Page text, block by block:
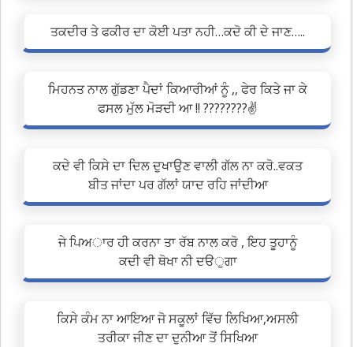
ਤਕਦੀਰ ਤੇ ਫਕੀਰ ਦਾ ਕੋਈ ਪਤਾ ਨਹੀ…ਕਦੋ ਕੀ ਦੇ ਜਾਣ…..
ਮਿਹਨਤ ਨਾਲ ਗੁੱਡਣਾ ਪੈਦਾਂ ਕਿਆਰੀਆਂ ਨੂੰ ,, ਫੇਰ ਕਿਤੇ ਜਾ ਕੇ
ਫਸਲ ਮੁੱਲ ਮੋੜਦੀ ਆ !! ????????✌
ਕਦੇ ਵੀ ਕਿਸੇ ਦਾ ਦਿਲ ਦੁਖਾਉਣ ਵਾਲੀ ਗੱਲ ਨਾ ਕਰੋ..ਵਕਤ
ਬੀਤ ਜਾਂਦਾ ਪਰ ਗੱਲਾਂ ਯਾਦ ਰਹਿ ਜਾਂਦੀਆ
ਜੇ ਪਿਅਾਰ ਹੀ ਕਰਨਾ ਤਾ ਰੱਬ ਨਾਲ ਕਰੋ , ਇਹ ਤੂਹਾਨੂੰ
ਕਦੀ ਵੀ ਥੋਖਾ ਨੀ ਦੳੁਗਾ
ਕਿਸੇ ਕੰਮ ਨਾ ਆਇਆ ਜੋ ਸਕੂਲਾਂ ਵਿੱਚ ਲਿਖਿਆ,ਅਸਲੀ
ਤਰੀਕਾ ਜੀਣ ਦਾ ਦੁਨੀਆ ਤੋਂ ਸਿਖਿਆ